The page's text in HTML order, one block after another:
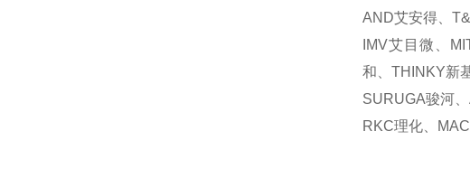
AND艾安得、
IMV艾目微、
和、 THINKY新
SURUGA骏河、
RKC理化、